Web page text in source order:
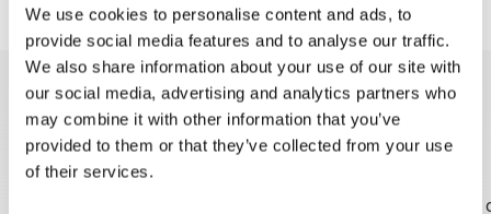
We use cookies to personalise content and ads, to
provide social media features and to analyse our traffic.
We also share information about your use of our site with
our social media, advertising and analytics partners who
may combine it with other information that you’ve
provided to them or that they’ve collected from your use
of their services.
DISCOVER MORE